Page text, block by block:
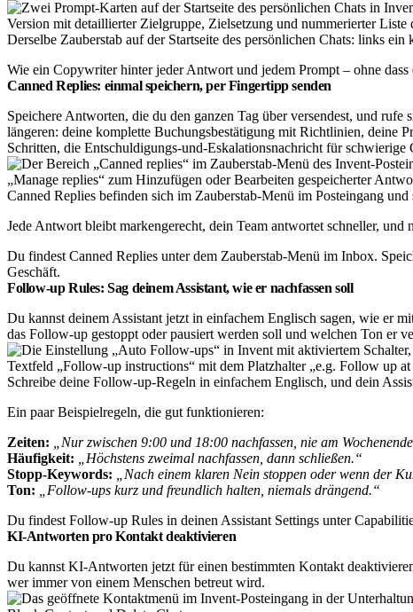
Derselbe Zauberstab auf der Startseite des persönlichen Chats: links
Wie ein Copywriter hinter jeder Antwort und jedem Prompt – ohne dass
Canned Replies: einmal speichern, per Fingertipp senden
Speichere Antworten, die du den ganzen Tag über versendest, und
längeren: deine komplette Buchungsbestätigung mit Richtlinien, deine
Schritten, die Entschuldigungs-und-Eskalationsnachricht für schwierige
Canned Replies befinden sich im Zauberstab-Menü im Posteingang
Jede Antwort bleibt markengerecht, dein Team antwortet schneller,
Du findest Canned Replies unter dem Zauberstab-Menü im Inbox.
Geschäft.
Follow-up Rules: Sag deinem Assistant, wie er nachfassen soll
Du kannst deinem Assistant jetzt in einfachem Englisch sagen, wie er
das Follow-up gestoppt oder pausiert werden soll und welchen Ton er
Schreibe deine Follow-up-Regeln in einfachem Englisch, und dein
Ein paar Beispielregeln, die gut funktionieren:
Zeiten:
„Nur zwischen 9:00 und 18:00 nachfassen, nie am
Häufigkeit:
„Höchstens zweimal nachfassen, dann schließen.“
Stopp-Keywords:
„Nach einem klaren Nein stoppen oder wenn der
Ton:
„Follow-ups kurz und freundlich halten, niemals drängend.“
Du findest Follow-up Rules in deinen Assistant Settings unter
KI-Antworten pro Kontakt deaktivieren
Du kannst KI-Antworten jetzt für einen bestimmten Kontakt
wer immer von einem Menschen betreut wird.